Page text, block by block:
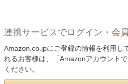
連携サービスでログイン・会
Amazon.co.jpにご登録の情報を利用し
れるお客様は、「Amazonアカウント
ください。